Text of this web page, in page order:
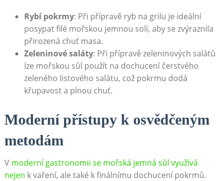
Rybí pokrmy: Při přípravě ryb na grilu je ideální
posypat filé mořskou jemnou solí, aby se zvýraznila
přirozená chuť masa.
Zeleninové saláty: Při přípravě zeleninových salátů
lze mořskou sůl použít na dochucení čerstvého
zeleného listového salátu, což pokrmu dodá
křupavost a plnou chuť.
Moderní přístupy k osvědčeným
metodám
V moderní gastronomii se mořská jemná sůl využívá
nejen k vaření, ale také k finálnímu dochucení pokrmů.